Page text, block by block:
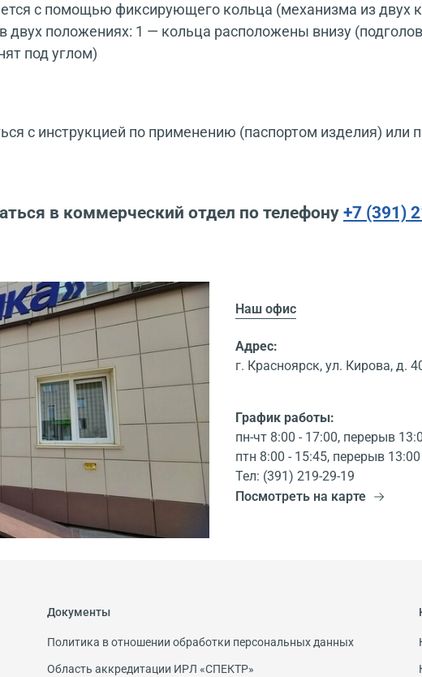
с помощью фиксирующего кольца (механизма из двух
двух положениях: 1 — кольца расположены внизу
под углом)
с инструкцией по применению (паспортом изделия) или
в коммерческий отдел по телефону +7 (391)
Наш офис
Адрес:
г. Красноярск, ул. Кирова, д.
График работы:
пн-чт 8:00 - 17:00, перерыв
птн 8:00 - 15:45, перерыв
Тел: (391) 219-29-19
Посмотреть на карте
Документы
Политика в отношении обработки персональных данных
Область аккредитации ИРЛ «СПЕКТР»